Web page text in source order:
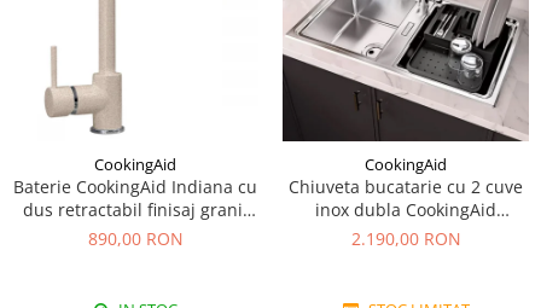
CookingAid
Baterie CookingAid Indiana cu
dus retractabil finisaj granit
Bej Pigmentat / Avena
890,00 RON
CookingAid
Chiuveta bucatarie cu 2 cuve
inox dubla CookingAid
FUSION 86BB
2.190,00 RON